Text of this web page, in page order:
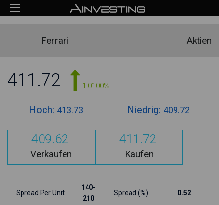
Ferrari Aktien
411.72 1.0100%
Hoch: 413.73 Niedrig: 409.72
409.62
Verkaufen
411.72
Kaufen
Spread Per Unit
140-
210
Spread (%) 0.52